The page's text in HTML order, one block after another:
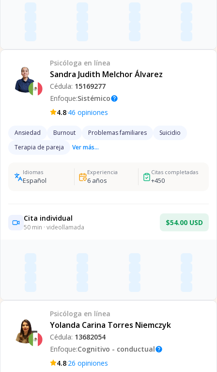
Psicóloga en línea
Sandra Judith Melchor Álvarez
Cédula: 15169277
Enfoque:Sistémicohelp
4.8·46 opiniones
Ansiedad Burnout Problemas familiares
Suicidio
Terapia de pareja
Ver más...
Idiomas
Español
Experiencia
6años
Citas completadas
+450
Cita individual
50 min · videollamada
$54.00 USD
Psicóloga en línea
Yolanda Carina Torres Niemczyk
Cédula: 13682054
Enfoque:Cognitivo - conductualhelp
4.8·26 opiniones